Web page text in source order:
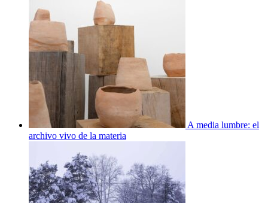
A media lumbre: el
archivo vivo de la materia